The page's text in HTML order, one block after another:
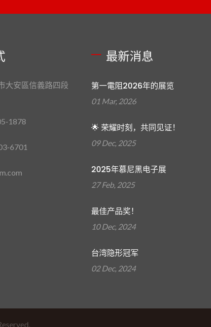
大安區信義路四段
1878
6701
最新消息
第一電阻2026年的展览
01 Mar, 2026
🌟 荣耀时刻，共同见证！
09 Dec, 2025
2025年慕尼黑电子展
27 Feb, 2025
最佳产品奖！
10 Dec, 2024
台湾隐形冠军
02 Dec, 2024